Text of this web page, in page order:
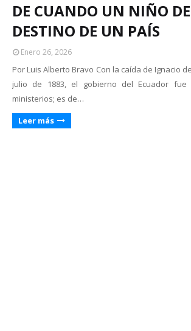
DE CUANDO UN NIÑO
DESTINO DE UN PAÍS
Enero 26, 2026
Por Luis Alberto Bravo Con la caída de Ignacio
julio de 1883, el gobierno del Ecuador fue
ministerios; es de…
Leer más